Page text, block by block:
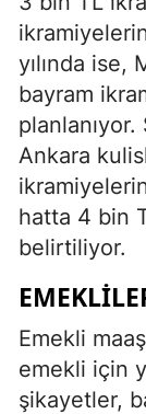
yılında ise,
bayram
Ankara
hatta 4 bin
belirtiliyor.
Emekli
emekli için
şikayetler,